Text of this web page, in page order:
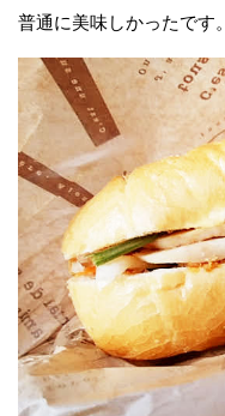
普通に美味しかったです。